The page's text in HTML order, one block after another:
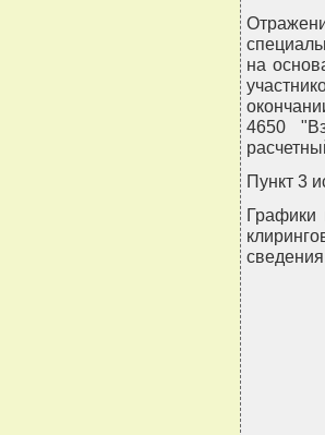
на
4650
Пункт 3
Графики